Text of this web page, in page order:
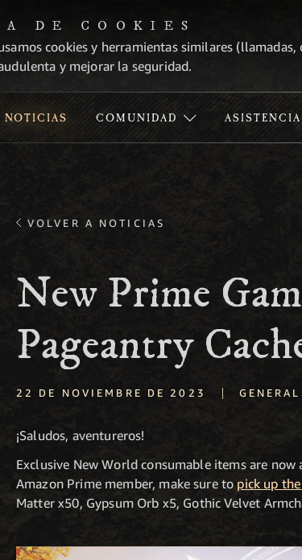
DE COOKIES
cookies y herramientas similares
y mejorar la seguridad.
NOTICIAS COMUNIDAD ASISTENCIA
VOLVER A NOTICIAS
New Prime
Pageantry
22 DE NOVIEMBRE DE 2023 | GENERAL
¡Saludos, aventureros!
Exclusive New World consumable items are
Amazon Prime member, make sure to pick up
Matter x50, Gypsum Orb x5, Gothic Velvet